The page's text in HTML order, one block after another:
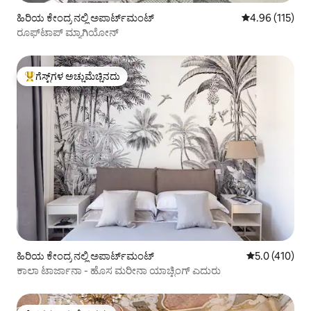
ಹಿರಿಯ ಕೇಂದ್ರ ನಲ್ಲಿ ಅಪಾರ್ಟ್‌ಮಂಟ್ 5 ರಲ್ಲಿ 4.96
4.96 (115)
ರೂಫ್‌ಟಾಪ್ ಮ್ಯಾಗಿಯೋನ್
ಗೆಸ್ಟ್‌ಗಳಿಗೆ ಅತಿ ಹೆಚ್ಚು ಅಚ್ಚುಮೆಚ್ಚಿನದು
ಗೆಸ್ಟ್‌ಗಳ ಅಚ್ಚುಮೆಚ್ಚಿನದು
ಹಿರಿಯ ಕೇಂದ್ರ ನಲ್ಲಿ ಅಪಾರ್ಟ್‌ಮಂಟ್ 5 ರಲ್ಲಿ 5.0
5.0 (410)
ಕಾಲಾ ಟಾರ್ಜಾನಾ - ಹೊಸ ಮರೀನಾ ಯಾಚ್ಟಿಂಗ್ ಎದುರು